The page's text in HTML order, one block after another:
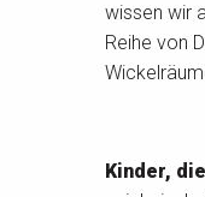
wissen wir
Reihe von
Kinder,